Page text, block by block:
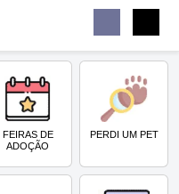
FEIRAS DE
ADOÇÃO
PERDI UM PET